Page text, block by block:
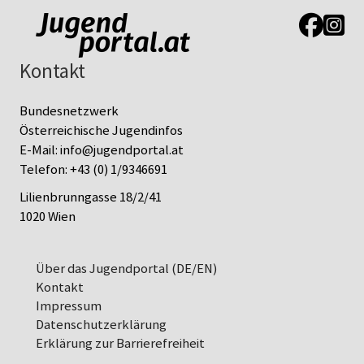
Link zur
Link
Kontakt
Bundesnetzwerk
Österreichische Jugendinfos
E-Mail:info@jugendportal.at
Telefon:+43 (0) 1/9346691
Lilienbrunngasse 18/2/41
1020 Wien
Über das Jugendportal (DE/EN)
Kontakt
Impressum
Datenschutz­erklärung
Erklärung zur Barrierefreiheit